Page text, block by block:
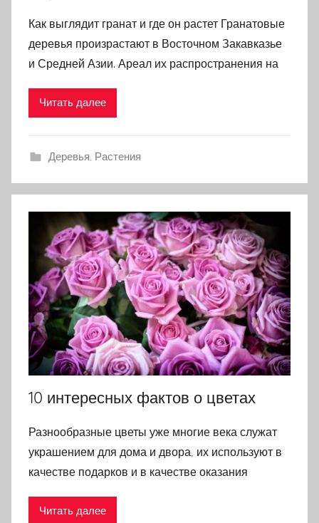
Как выглядит гранат и где он растет Гранатовые
деревья произрастают в Восточном Закавказье
и Средней Азии. Ареал их распространения на
Читать далее
Деревья Растения
10 интересных фактов о цветах
Разнообразные цветы уже многие века служат
украшением для дома и двора, их используют в
качестве подарков и в качестве оказания
Читать далее